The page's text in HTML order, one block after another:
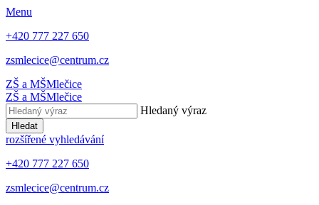
Menu
+420 777 227 650
zsmlecice@centrum.cz
ZŠ a MŠMlečice
ZŠ a MŠMlečice
Hledaný výraz
Hledat
rozšířené vyhledávání
+420 777 227 650
zsmlecice@centrum.cz